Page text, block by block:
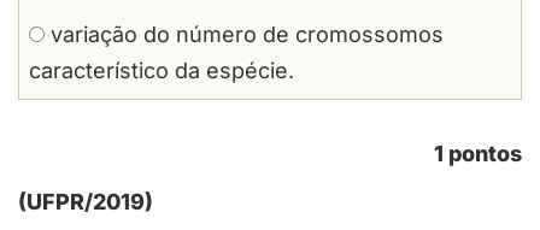
variação do número de cromossomos
característico da espécie.
1 pontos
(UFPR/2019)